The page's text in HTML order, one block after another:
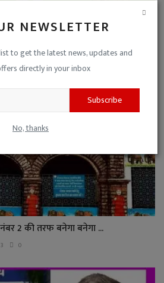
NEWSLETTER
to get the latest news, updates and
directly in your inbox
Subscribe
No, thanks
तमिल संगमम एक्सप्रेस ट्...
2 की तरफ बनेगा बनेगा ...
0